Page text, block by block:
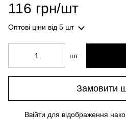
116 грн/шт
Оптові ціни від 5 шт
шт
Замовити
Ввійти для відображення